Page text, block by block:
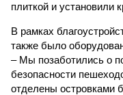
плиткой и установили
В рамках
также было
– Мы позаботились о
безопасности
отделены островками